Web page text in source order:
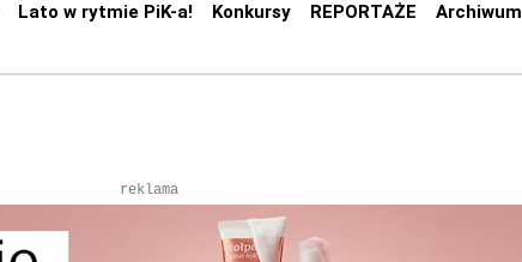
Lato w rytmie PiK-a! Konkursy REPORTAŻE Archiwum
reklama